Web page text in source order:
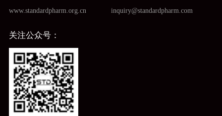
www.standardpharm.org.cn inquiry@standardpharm.com
关注公众号：